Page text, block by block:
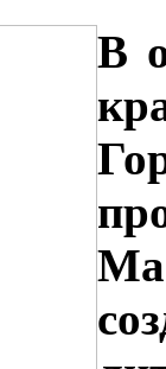
В